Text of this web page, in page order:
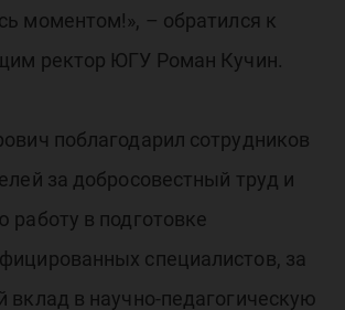
моментом!», – обратился к
ректор ЮГУ Роман Кучин.
поблагодарил сотрудников
за добросовестный труд и
работу в подготовке
специалистов, за
вклад в научно-педагогическую